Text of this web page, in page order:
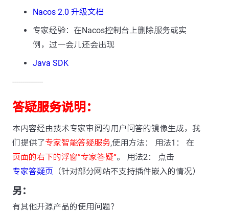
Nacos 2.0 升级文档
专家经验：在Nacos控制台上删除服务或实
例，过一会儿还会出现
Java SDK
---------------
答疑服务说明：
本内容经由技术专家审阅的用户问答的镜像生成，我
们提供了专家智能答疑服务,使用方法： 用法1： 在
页面的右下的浮窗”专家答疑“。 用法2： 点击
专家答疑页 （针对部分网站不支持插件嵌入的情况）
另：
有其他开源产品的使用问题？